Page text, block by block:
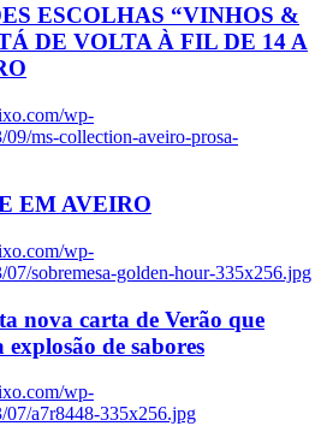
ESCOLHAS “VINHOS &
DE VOLTA À FIL DE 14 A
wp-
09/ms-collection-aveiro-prosa-
EM AVEIRO
wp-
07/sobremesa-golden-hour-335x256.jpg
nova carta de Verão que
de sabores
wp-
07/a7r8448-335x256.jpg